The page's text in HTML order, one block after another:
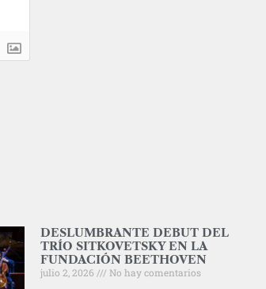
DESLUMBRANTE DEBUT DEL
TRÍO SITKOVETSKY EN LA
FUNDACIÓN BEETHOVEN
julio 2, 2026 No hay comentarios